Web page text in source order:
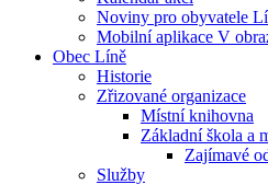
Noviny pro obyvatele
Mobilní aplikace V
Obec Líně
Historie
Zřizované organizace
Místní knihovna
Základní škola a
Zajímavé
Služby